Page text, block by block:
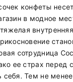
конфеты
в модное
сотрудница
ее страх
себя. Тем не